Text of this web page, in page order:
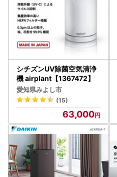
シチズンUV除菌空気清浄
機 airplant【1367472】
愛知県みよし市
(15)
63,000